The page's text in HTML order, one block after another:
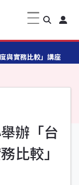
與實務比較」講座
辦「台
比較」